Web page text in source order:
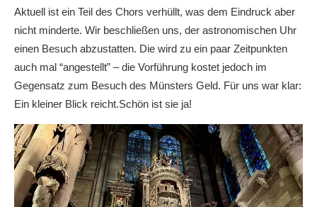
Aktuell ist ein Teil des Chors verhüllt, was dem Eindruck aber
nicht minderte. Wir beschließen uns, der astronomischen Uhr
einen Besuch abzustatten. Die wird zu ein paar Zeitpunkten
auch mal “angestellt” – die Vorführung kostet jedoch im
Gegensatz zum Besuch des Münsters Geld. Für uns war klar:
Ein kleiner Blick reicht.Schön ist sie ja!